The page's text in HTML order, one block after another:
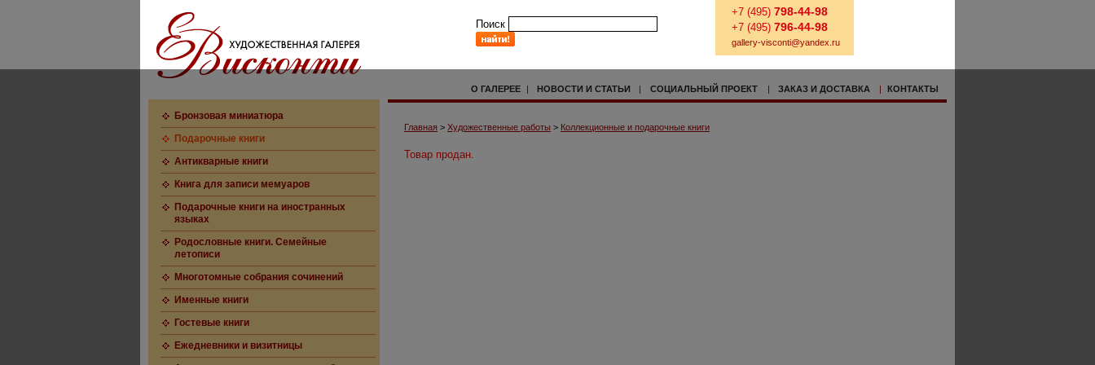
Поиск
+7 (495) 798-44-98
+7 (495) 796-44-98
gallery-visconti@yandex.ru
О ГАЛЕРЕЕ | НОВОСТИ И СТАТЬИ | СОЦИАЛЬНЫЙ ПРОЕКТ | ЗАКАЗ И ДОСТАВКА | КОНТАКТЫ
Бронзовая миниатюра
Подарочные книги
Антикварные книги
Книга для записи мемуаров
Подарочные книги на иностранных
языках
Родословные книги. Семейные
летописи
Многотомные собрания сочинений
Именные книги
Гостевые книги
Ежедневники и визитницы
Главная > Художественные работы > Коллекционные и подарочные книги
Товар продан.